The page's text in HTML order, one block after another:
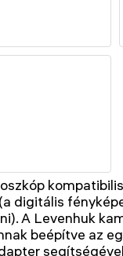
digitális
A Levenhuk
beépítve az